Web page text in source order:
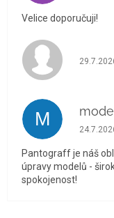
Velice doporučuji!
M
Pantograff je náš
úpravy modelů -
spokojenost!